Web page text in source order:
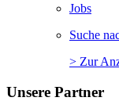
Jobs
Suche
> Zur
Unsere Partner